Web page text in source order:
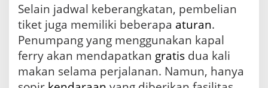
Selain jadwal keberangkatan, pembelian
tiket juga memiliki beberapa aturan.
Penumpang yang menggunakan kapal
ferry akan mendapatkan gratis dua kali
makan selama perjalanan. Namun, hanya